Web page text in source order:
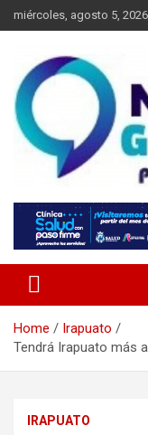
to
miércoles, agosto 5, 2026
Noticias
Home
Irapuato
Tendrá Irapuato más
IRAPUATO